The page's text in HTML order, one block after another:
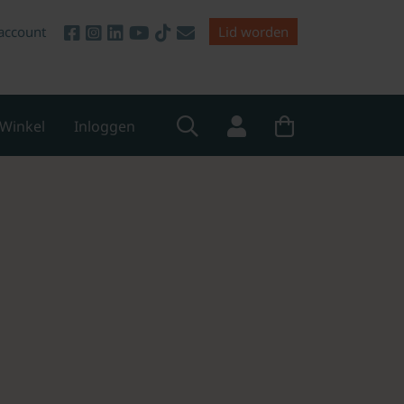
Lid worden
Winkel Inloggen